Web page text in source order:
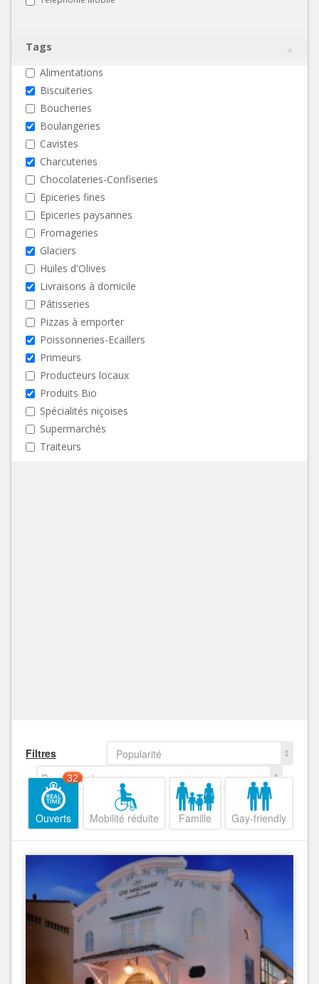
Tags
Alimentations
Biscuiteries
Boucheries
Boulangeries
Cavistes
Charcuteries
Chocolateries-Confiseries
Epiceries fines
Epiceries paysannes
Fromageries
Glaciers
Huiles d'Olives
Livraisons à domicile
Pâtisseries
Pizzas à emporter
Poissonneries-Ecaillers
Primeurs
Producteurs locaux
Produits Bio
Spécialités niçoises
Supermarchés
Traiteurs
Filtres
Popularité
Decroissant
Ouverts
32
Mobilité réduite Famille Gay-friendly